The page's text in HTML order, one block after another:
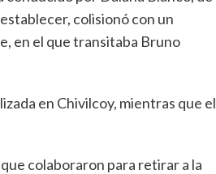
colisionó con un
en el que transitaba Bruno
en Chivilcoy, mientras que el
colaboraron para retirar a la